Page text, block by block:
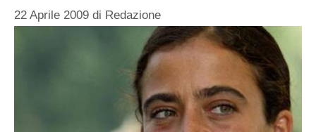
22 Aprile 2009 di Redazione